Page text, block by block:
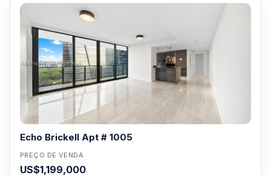
Echo Brickell Apt # 1005
PREÇO DE VENDA
US$1,199,000